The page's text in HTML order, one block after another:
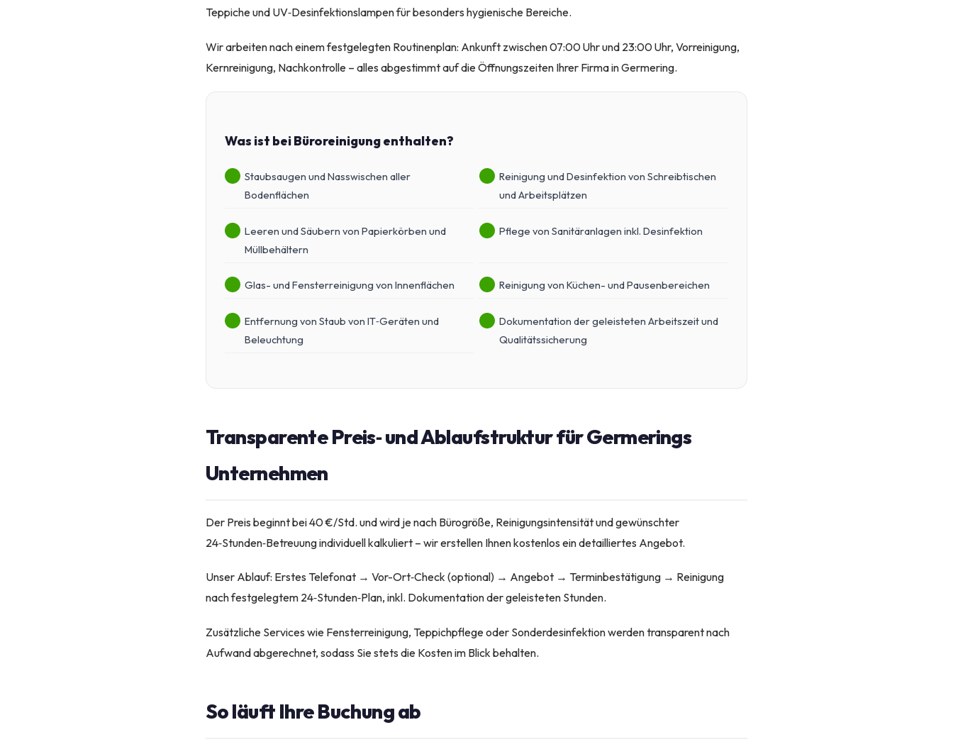
Teppiche und UV‑Desinfektionslampen für besonders hygienische Bereiche.
Wir arbeiten nach einem festgelegten Routinenplan: Ankunft zwischen 07:00 Uhr und 23:00 Uhr, Vorreinigung,
Kernreinigung, Nachkontrolle – alles abgestimmt auf die Öffnungszeiten Ihrer Firma in Germering.
Was ist bei Büroreinigung enthalten?
Staubsaugen und Nasswischen aller
Bodenflächen
Reinigung und Desinfektion von Schreibtischen
und Arbeitsplätzen
Leeren und Säubern von Papierkörben und
Müllbehältern
Pflege von Sanitäranlagen inkl. Desinfektion
Glas- und Fensterreinigung von Innenflächen Reinigung von Küchen- und Pausenbereichen
Entfernung von Staub von IT‑Geräten und
Beleuchtung
Dokumentation der geleisteten Arbeitszeit und
Qualitätssicherung
Transparente Preis‑ und Ablaufstruktur für Germerings
Unternehmen
Der Preis beginnt bei 40 €/Std. und wird je nach Bürogröße, Reinigungsintensität und gewünschter
24‑Stunden‑Betreuung individuell kalkuliert – wir erstellen Ihnen kostenlos ein detailliertes Angebot.
Unser Ablauf: Erstes Telefonat → Vor-Ort‑Check (optional) → Angebot → Terminbestätigung → Reinigung
nach festgelegtem 24‑Stunden‑Plan, inkl. Dokumentation der geleisteten Stunden.
Zusätzliche Services wie Fensterreinigung, Teppichpflege oder Sonderdesinfektion werden transparent nach
Aufwand abgerechnet, sodass Sie stets die Kosten im Blick behalten.
So läuft Ihre Buchung ab